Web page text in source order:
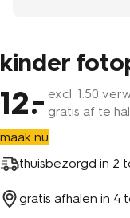
kinder
12 excl. 1.50
gratis af te
maak nu
thuisbezorgd in 2
gratis afhalen in 4